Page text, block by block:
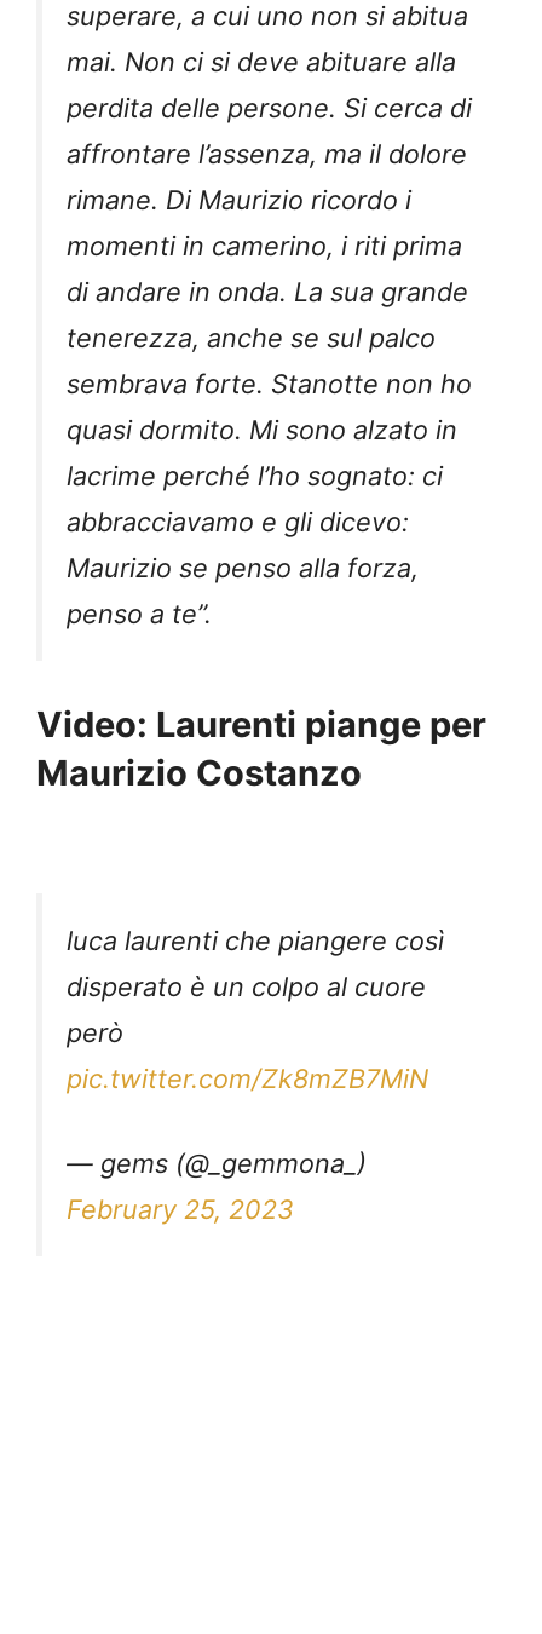
superare, a cui uno non si abitua
mai. Non ci si deve abituare alla
perdita delle persone. Si cerca di
affrontare l’assenza, ma il dolore
rimane. Di Maurizio ricordo i
momenti in camerino, i riti prima
di andare in onda. La sua grande
tenerezza, anche se sul palco
sembrava forte. Stanotte non ho
quasi dormito. Mi sono alzato in
lacrime perché l’ho sognato: ci
abbracciavamo e gli dicevo:
Maurizio se penso alla forza,
penso a te”.
Video: Laurenti piange per
Maurizio Costanzo
luca laurenti che piangere così
disperato è un colpo al cuore
però
pic.twitter.com/Zk8mZB7MiN
— gems (@_gemmona_)
February 25, 2023